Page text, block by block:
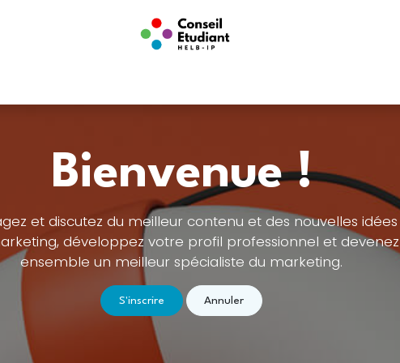
Bienvenue !
et discutez du meilleur contenu et des nouvelles idées
développez votre profil professionnel et devenez
ensemble un meilleur spécialiste du marketing.
S'inscrire Annuler